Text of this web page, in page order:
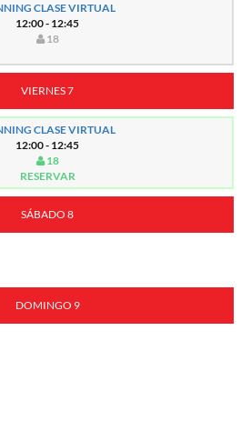
CLASE VIRTUAL
12:00 - 12:45
18
VIERNES 7
CLASE VIRTUAL
12:00 - 12:45
18
RESERVAR
SÁBADO 8
DOMINGO 9